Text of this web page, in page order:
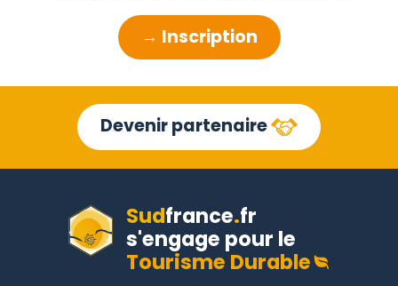
→ Inscription
Devenir partenaire
Sudfrance.fr
s'engage pour le
Tourisme Durable